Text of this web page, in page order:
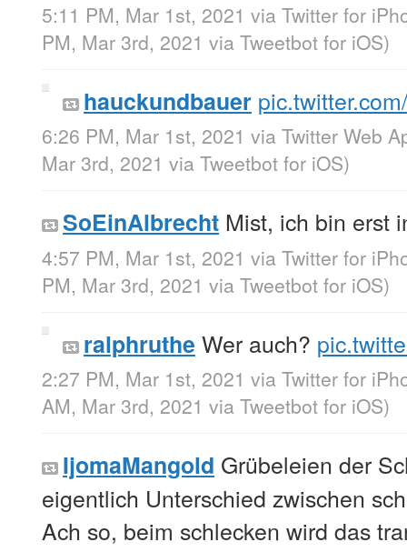
5:11 PM, Mar 1st, 2021 via Twitter for
PM, Mar 3rd, 2021 via Tweetbot for iΟS)
hauckundbauer
6:26 PM, Mar 1st, 2021 via Twitter Web
Mar 3rd, 2021 via Tweetbot for iΟS)
SoEinAlbrecht Mist, ich bin erst
4:57 PM, Mar 1st, 2021 via Twitter for
PM, Mar 3rd, 2021 via Tweetbot for iΟS)
ralphruthe Wer auch?
2:27 PM, Mar 1st, 2021 via Twitter for
AM, Mar 3rd, 2021 via Tweetbot for iΟS)
IjomaMangold Grübeleien der
eigentlich Unterschied zwischen
Ach so, beim schlecken wird das